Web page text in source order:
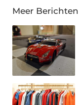
Meer Berichten